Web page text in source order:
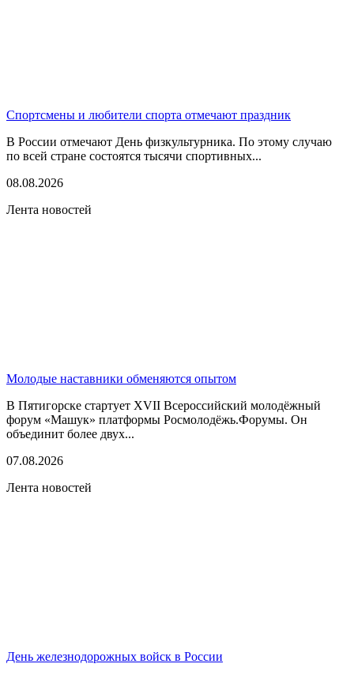
Спортсмены и любители спорта отмечают праздник
В России отмечают День физкультурника. По этому случаю
по всей стране состоятся тысячи спортивных...
08.08.2026
Лента новостей
Молодые наставники обменяются опытом
В Пятигорске стартует XVII Всероссийский молодёжный
форум «Машук» платформы Росмолодёжь.Форумы. Он
объединит более двух...
07.08.2026
Лента новостей
День железнодорожных войск в России